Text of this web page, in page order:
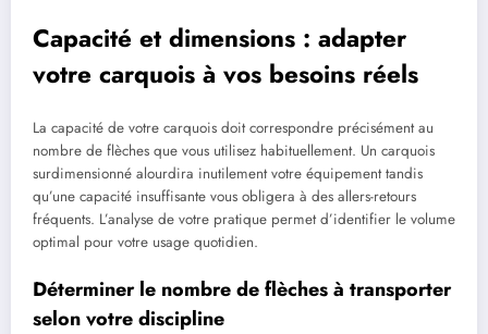
Capacité et dimensions : adapter
votre carquois à vos besoins réels
La capacité de votre carquois doit correspondre précisément au
nombre de flèches que vous utilisez habituellement. Un carquois
surdimensionné alourdira inutilement votre équipement tandis
qu’une capacité insuffisante vous obligera à des allers-retours
fréquents. L’analyse de votre pratique permet d’identifier le volume
optimal pour votre usage quotidien.
Déterminer le nombre de flèches à transporter
selon votre discipline